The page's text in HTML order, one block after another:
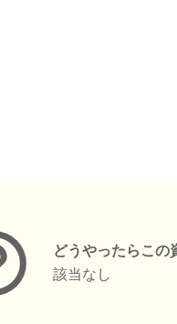
どうやったらこの
該当なし